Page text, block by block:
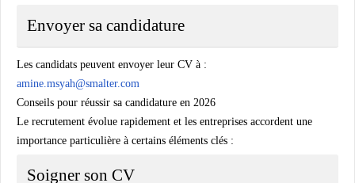
Envoyer sa candidature
Les candidats peuvent envoyer leur CV à :
amine.msyah@smalter.com
Conseils pour réussir sa candidature en 2026
Le recrutement évolue rapidement et les entreprises accordent une
importance particulière à certains éléments clés :
Soigner son CV